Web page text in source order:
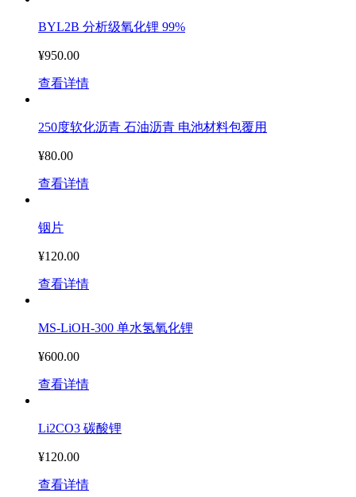
BYL2B 分析级氧化锂 99%
¥950.00
查看详情
250度软化沥青 石油沥青 电池材料包覆用
¥80.00
查看详情
铟片
¥120.00
查看详情
MS-LiOH-300 单水氢氧化锂
¥600.00
查看详情
Li2CO3 碳酸锂
¥120.00
查看详情